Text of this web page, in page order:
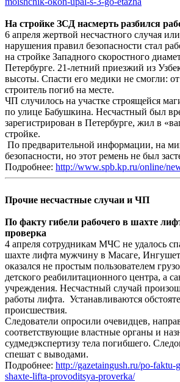
На стройке ЗСД насмерть разбился
6 апреля жертвой несчастного случая
нарушения правил безопасности стал
на стройке Западного скоростного
Петербурге. 21-летний приезжий из
высоты. Спасти его медики не смогли:
строитель погиб на месте.
ЧП случилось на участке строящейся
по улице Бабушкина. Несчастный был
зарегистрирован в Петербурге, жил в
стройке.
По предварительной информации, на
безопасности, но этот ремень не был
Подробнее: http://www.spb.kp.ru/online/
Прочие несчастные случаи и ЧП
По факту гибели рабочего в шахте
проверка
4 апреля сотрудникам МЧС не удалось
шахте лифта мужчину в Масаге,
оказался не простым пользователем
детского реабилитационного центра, а
учреждения. Несчастный случай
работы лифта. Устанавливаются
происшествия.
Следователи опросили очевидцев,
соответствующие властные органы и
судмедэкспертизу тела погибшего.
спешат с выводами.
Подробнее: http://gazetaingush.ru/po-faktu-
shaxte-lifta-provoditsya-proverka/